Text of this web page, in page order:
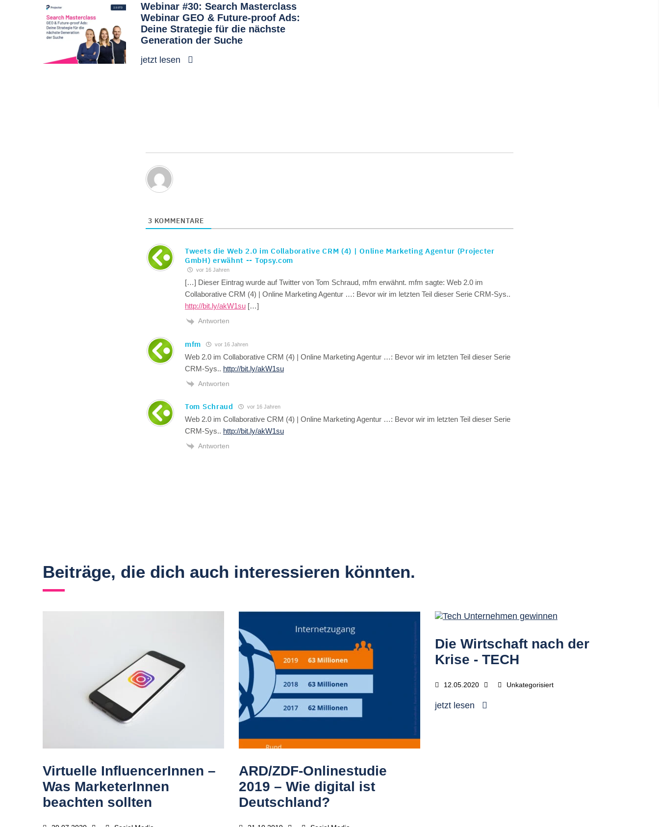
Webinar #30: Search Masterclass
Webinar GEO & Future-proof Ads:
Deine Strategie für die nächste
Generation der Suche
jetzt lesen
3 KOMMENTARE
Tweets die Web 2.0 im Collaborative CRM (4) | Online Marketing Agentur (Projecter
GmbH) erwähnt -- Topsy.com
vor 16 Jahren
[…] Dieser Eintrag wurde auf Twitter von Tom Schraud, mfm erwähnt. mfm sagte: Web 2.0 im
Collaborative CRM (4) | Online Marketing Agentur …: Bevor wir im letzten Teil dieser Serie CRM-Sys..
http://bit.ly/akW1su […]
Antworten
mfm vor 16 Jahren
Web 2.0 im Collaborative CRM (4) | Online Marketing Agentur …: Bevor wir im letzten Teil dieser Serie
CRM-Sys.. http://bit.ly/akW1su
Antworten
Tom Schraud vor 16 Jahren
Web 2.0 im Collaborative CRM (4) | Online Marketing Agentur …: Bevor wir im letzten Teil dieser Serie
CRM-Sys.. http://bit.ly/akW1su
Antworten
Beiträge, die dich auch interessieren könnten.
Virtuelle InfluencerInnen –
Was MarketerInnen
beachten sollten
ARD/ZDF-Onlinestudie
2019 – Wie digital ist
Deutschland?
Die Wirtschaft nach der
Krise - TECH
12.05.2020 Unkategorisiert
jetzt lesen